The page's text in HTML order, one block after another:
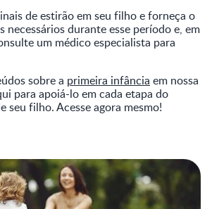
de estirão em seu filho e forneça o
necessários durante esse período e, em
um médico especialista para
sobre a primeira infância em nossa
para apoiá-lo em cada etapa do
seu filho. Acesse agora mesmo!